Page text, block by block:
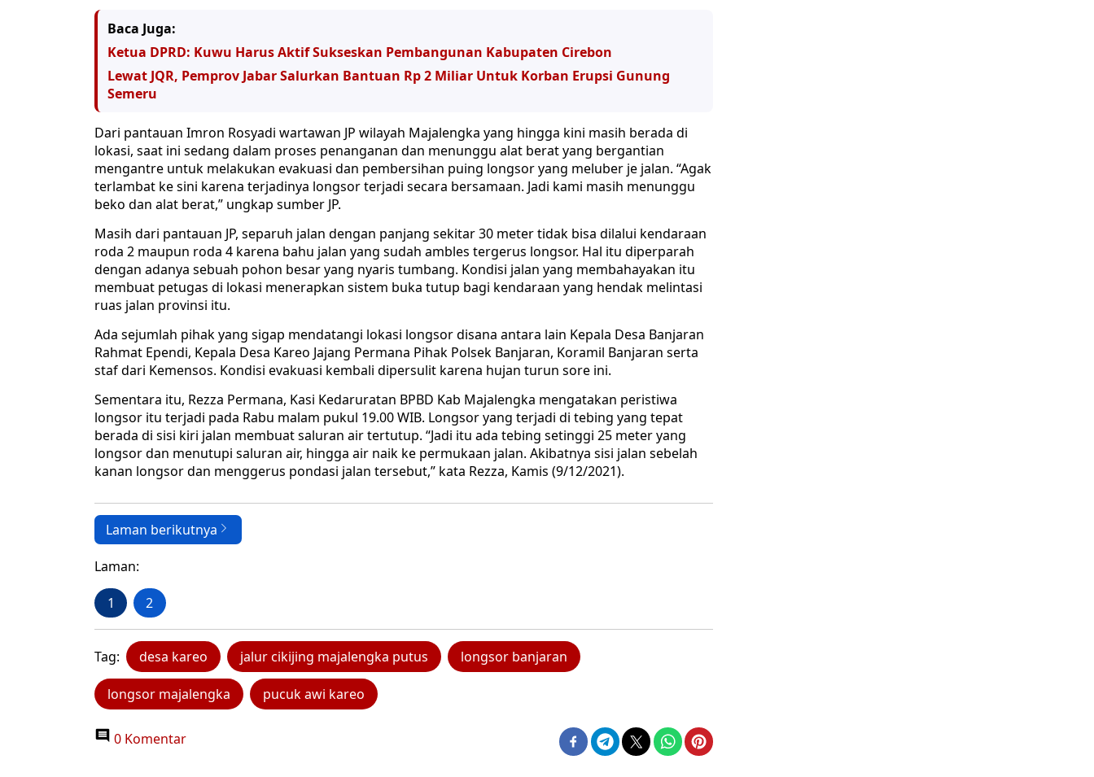
Baca Juga:
Ketua DPRD: Kuwu Harus Aktif Sukseskan Pembangunan Kabupaten Cirebon
Lewat JQR, Pemprov Jabar Salurkan Bantuan Rp 2 Miliar Untuk Korban Erupsi Gunung
Semeru
Dari pantauan Imron Rosyadi wartawan JP wilayah Majalengka yang hingga kini masih berada di
lokasi, saat ini sedang dalam proses penanganan dan menunggu alat berat yang bergantian
mengantre untuk melakukan evakuasi dan pembersihan puing longsor yang meluber je jalan. “Agak
terlambat ke sini karena terjadinya longsor terjadi secara bersamaan. Jadi kami masih menunggu
beko dan alat berat,” ungkap sumber JP.
Masih dari pantauan JP, separuh jalan dengan panjang sekitar 30 meter tidak bisa dilalui kendaraan
roda 2 maupun roda 4 karena bahu jalan yang sudah ambles tergerus longsor. Hal itu diperparah
dengan adanya sebuah pohon besar yang nyaris tumbang. Kondisi jalan yang membahayakan itu
membuat petugas di lokasi menerapkan sistem buka tutup bagi kendaraan yang hendak melintasi
ruas jalan provinsi itu.
Ada sejumlah pihak yang sigap mendatangi lokasi longsor disana antara lain Kepala Desa Banjaran
Rahmat Ependi, Kepala Desa Kareo Jajang Permana Pihak Polsek Banjaran, Koramil Banjaran serta
staf dari Kemensos. Kondisi evakuasi kembali dipersulit karena hujan turun sore ini.
Sementara itu, Rezza Permana, Kasi Kedaruratan BPBD Kab Majalengka mengatakan peristiwa
longsor itu terjadi pada Rabu malam pukul 19.00 WIB. Longsor yang terjadi di tebing yang tepat
berada di sisi kiri jalan membuat saluran air tertutup. “Jadi itu ada tebing setinggi 25 meter yang
longsor dan menutupi saluran air, hingga air naik ke permukaan jalan. Akibatnya sisi jalan sebelah
kanan longsor dan menggerus pondasi jalan tersebut,” kata Rezza, Kamis (9/12/2021).
Laman berikutnya
Laman:
1 2
Tag: desa kareo jalur cikijing majalengka putus longsor banjaran
longsor majalengka pucuk awi kareo
0 Komentar